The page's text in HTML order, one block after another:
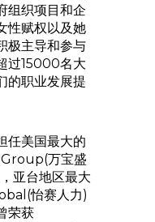
组织项目和企
性赋权以及她
极主导和参与
过15000名大
的职业发展提
任美国最大的
万宝盛
亚台地区最大
怡赛人力)
荣获